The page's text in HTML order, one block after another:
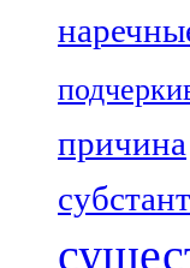
причина